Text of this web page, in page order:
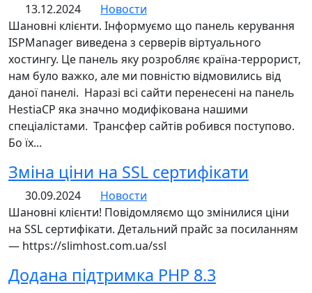
13.12.2024
Новости
Шановні клієнти. Інформуємо що панель керування
ISPManager виведена з серверів віртуального
хостингу. Це панель яку розробляє країна-террорист,
нам було важко, але ми повністю відмовились від
даної панелі. Наразі всі сайти перенесені на панель
HestiaCP яка значно модифікована нашими
спеціалістами. Трансфер сайтів робився поступово.
Бо їх...
Зміна ціни на SSL сертифікати
30.09.2024
Новости
Шановні клієнти! Повідомляємо що змінилися ціни
на SSL сертифікати. Детальний прайс за посиланням
— https://slimhost.com.ua/ssl
Додана підтримка PHP 8.3